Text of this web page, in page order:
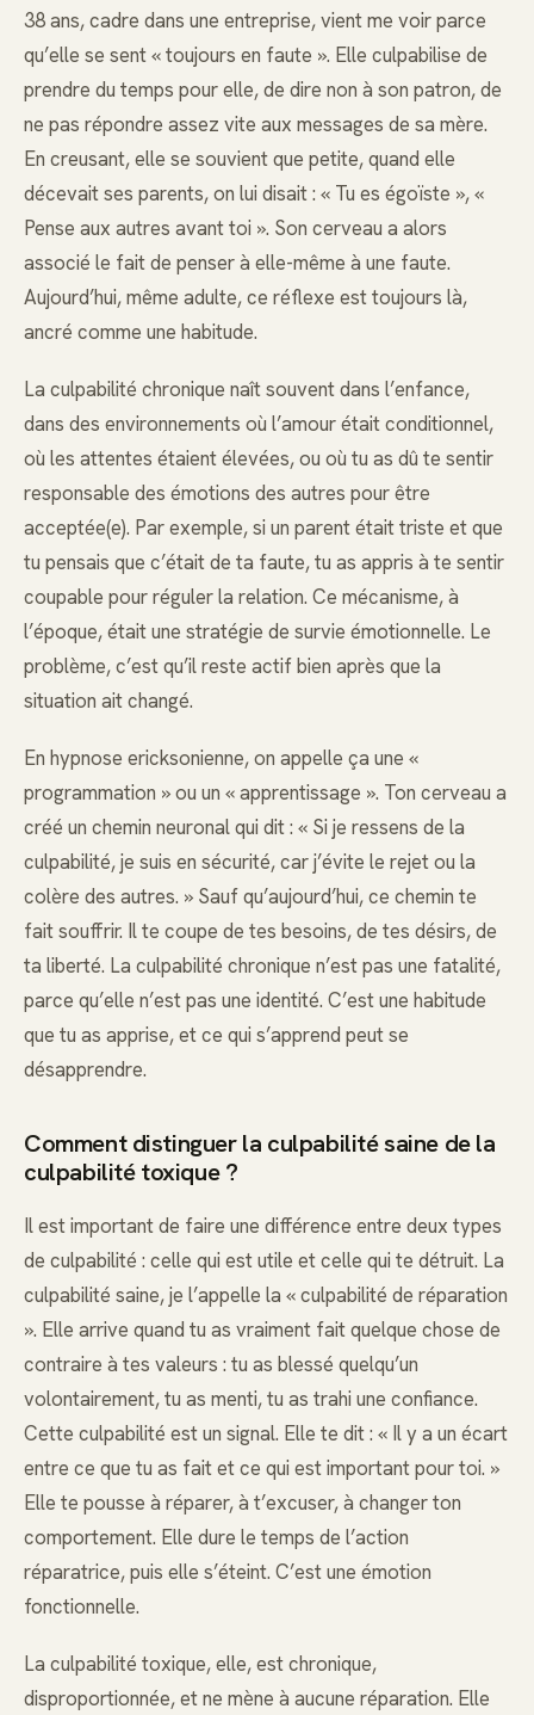
38 ans, cadre dans une entreprise, vient me voir parce
qu’elle se sent « toujours en faute ». Elle culpabilise de
prendre du temps pour elle, de dire non à son patron, de
ne pas répondre assez vite aux messages de sa mère.
En creusant, elle se souvient que petite, quand elle
décevait ses parents, on lui disait : « Tu es égoïste », «
Pense aux autres avant toi ». Son cerveau a alors
associé le fait de penser à elle-même à une faute.
Aujourd’hui, même adulte, ce réflexe est toujours là,
ancré comme une habitude.
La culpabilité chronique naît souvent dans l’enfance,
dans des environnements où l’amour était conditionnel,
où les attentes étaient élevées, ou où tu as dû te sentir
responsable des émotions des autres pour être
acceptée(e). Par exemple, si un parent était triste et que
tu pensais que c’était de ta faute, tu as appris à te sentir
coupable pour réguler la relation. Ce mécanisme, à
l’époque, était une stratégie de survie émotionnelle. Le
problème, c’est qu’il reste actif bien après que la
situation ait changé.
En hypnose ericksonienne, on appelle ça une «
programmation » ou un « apprentissage ». Ton cerveau a
créé un chemin neuronal qui dit : « Si je ressens de la
culpabilité, je suis en sécurité, car j’évite le rejet ou la
colère des autres. » Sauf qu’aujourd’hui, ce chemin te
fait souffrir. Il te coupe de tes besoins, de tes désirs, de
ta liberté. La culpabilité chronique n’est pas une fatalité,
parce qu’elle n’est pas une identité. C’est une habitude
que tu as apprise, et ce qui s’apprend peut se
désapprendre.
Comment distinguer la culpabilité saine de la
culpabilité toxique ?
Il est important de faire une différence entre deux types
de culpabilité : celle qui est utile et celle qui te détruit. La
culpabilité saine, je l’appelle la « culpabilité de réparation
». Elle arrive quand tu as vraiment fait quelque chose de
contraire à tes valeurs : tu as blessé quelqu’un
volontairement, tu as menti, tu as trahi une confiance.
Cette culpabilité est un signal. Elle te dit : « Il y a un écart
entre ce que tu as fait et ce qui est important pour toi. »
Elle te pousse à réparer, à t’excuser, à changer ton
comportement. Elle dure le temps de l’action
réparatrice, puis elle s’éteint. C’est une émotion
fonctionnelle.
La culpabilité toxique, elle, est chronique,
disproportionnée, et ne mène à aucune réparation. Elle